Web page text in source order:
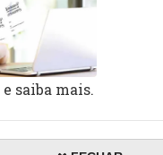
e saiba mais.